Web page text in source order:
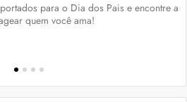
para o Dia dos Pais e encontre a
quem você ama!